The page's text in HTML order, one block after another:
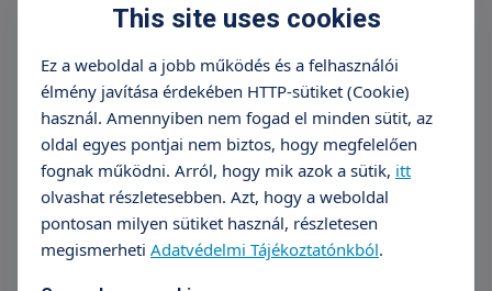
Árak megtekintése
Időpontfoglalás Részletek
Cryotherapy
from 5 490 HUF
+36 70 659 88 88 Részletek
This site uses cookies
Ez a weboldal a jobb működés és a felhasználói
élmény javítása érdekében HTTP-sütiket (Cookie)
használ. Amennyiben nem fogad el minden sütit, az
oldal egyes pontjai nem biztos, hogy megfelelően
fognak működni. Arról, hogy mik azok a sütik, itt
olvashat részletesebben. Azt, hogy a weboldal
pontosan milyen sütiket használ, részletesen
megismerheti Adatvédelmi Tájékoztatónkból.